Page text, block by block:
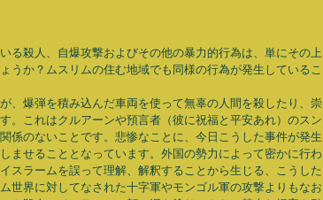
る殺人、自爆攻撃およびその他の暴力的行為は、単にその上
うか？ムスリムの住む地域でも同様の行為が発生しているこ
、爆弾を積み込んだ車両を使って無辜の人間を殺したり、崇
。これはクルアーンや預言者（彼に祝福と平安あれ）のスン
係のないことです。悲惨なことに、今日こうした事件が発生
ませることとなっています。外国の勢力によって密かに行わ
スラームを誤って理解、解釈することから生じる、こうした
世界に対してなされた十字軍やモンゴル軍の攻撃よりもなお